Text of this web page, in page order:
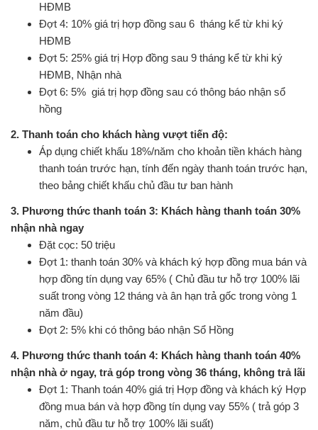
HĐMB
Đợt 4: 10% giá trị hợp đồng sau 6 tháng kể từ khi ký
HĐMB
Đợt 5: 25% giá trị Hợp đồng sau 9 tháng kể từ khi ký
HĐMB, Nhận nhà
Đợt 6: 5% giá trị hợp đồng sau có thông báo nhận sổ
hồng
2. Thanh toán cho khách hàng vượt tiến độ:
Áp dụng chiết khấu 18%/năm cho khoản tiền khách hàng
thanh toán trước hạn, tính đến ngày thanh toán trước hạn,
theo bảng chiết khấu chủ đầu tư ban hành
3. Phương thức thanh toán 3: Khách hàng thanh toán 30%
nhận nhà ngay
Đặt cọc: 50 triệu
Đợt 1: thanh toán 30% và khách ký hợp đồng mua bán và
hợp đồng tín dụng vay 65% ( Chủ đầu tư hỗ trợ 100% lãi
suất trong vòng 12 tháng và ân hạn trả gốc trong vòng 1
năm đầu)
Đợt 2: 5% khi có thông báo nhận Sổ Hồng
4. Phương thức thanh toán 4: Khách hàng thanh toán 40%
nhận nhà ở ngay, trả góp trong vòng 36 tháng, không trả lãi
Đợt 1: Thanh toán 40% giá trị Hợp đồng và khách ký Hợp
đồng mua bán và hợp đồng tín dụng vay 55% ( trả góp 3
năm, chủ đầu tư hỗ trợ 100% lãi suất)